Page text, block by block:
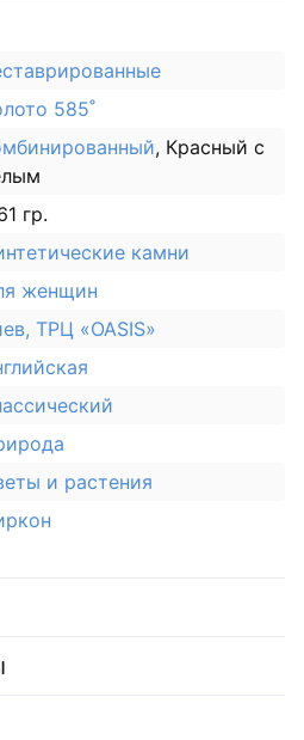
585˚
, Красный с
гр.
камни
женщин
ТРЦ «OASIS»
и растения